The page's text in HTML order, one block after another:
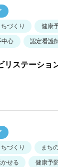
ちづくり 健康
中心 認定看護
リステーショ
ちづくり まち
せる 健康予